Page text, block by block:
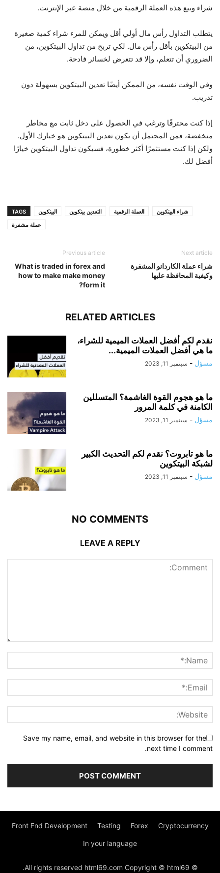
شراء وبيع هذه العملة الرقمية من خلال منصة عبر الإنترنت.
يتطلب التداول رأس مال أولي أقل ويمكن للمرء شراء كمية صغيرة
من البيتكوين بأقل رأس مال. لكي تربح من تداول البيتكوين، من
الضروري أن تتعلم، وإلا قد تتعرض لخسائر فادحة.
وفي الوقت نفسه، من الممكن أيضًا تعدين البيتكوين بسهولة دون
تدريب.
إذا كنت محترفًا وترغب في الحصول على دخل ثابت مع مخاطر
منخفضة، فمن المحتمل أن يكون تعدين البيتكوين هو خيارك الأول.
ولكن إذا كنت مستثمرًا أكثر خطورة، فسيكون تداول البيتكوين خيارًا
أفضل لك.
TAGS البيتكوين التعدين بيتكوين العملة الرقمية
شراء البيتكوين
عملة مشفرة
Previous article
What is traded in forex and
how to make make money
form it?
Next article
شراء عملة الكاردانو المشفرة
وكيفية المحافظة عليها
RELATED ARTICLES
نقدم لكم أفضل العملات الميمية للشراء،
ما هي أفضل العملات الميمية...
مسؤل - سبتمبر 11, 2023
ما هو هجوم القوة الغاشمة؟ المتسللين
الكامنة في كلمة المرور
مسؤل - سبتمبر 11, 2023
ما هو تابروت؟ نقدم لكم التحديث الكبير
لشبكة البيتكوين
مسؤل - سبتمبر 11, 2023
NO COMMENTS
LEAVE A REPLY
Save my name, email, and website in this browser for the
next time I comment.
Cryptocurrency
Forex
Testing
Front Fnd Development
In your language
© All rights reserved html69.com Copyright © html69.